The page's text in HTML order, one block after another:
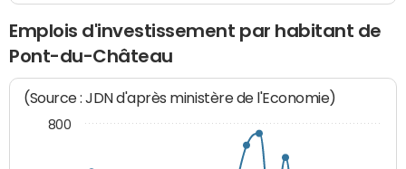
Emplois d'investissement par habitant de
Pont-du-Château
(Source : JDN d'après ministère de l'Economie)
800